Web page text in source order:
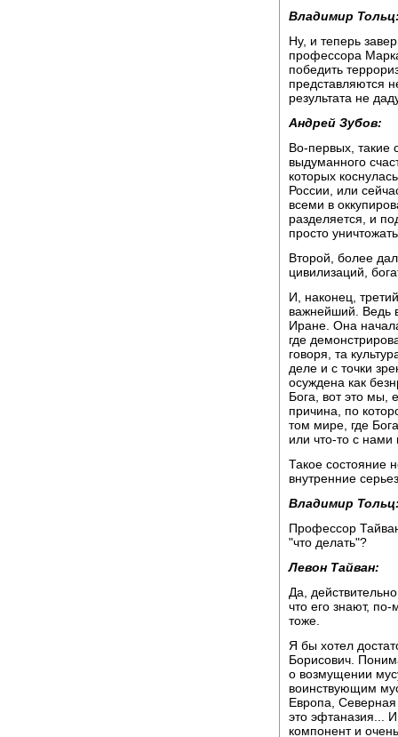
Владимир
Ну, и теперь
профессора
победить
представляются
результата не
Андрей Зубов:
Во-первых, такие
выдуманного
которых
России, или
всеми в
разделяется, и
просто
Второй, более
цивилизаций,
И, наконец,
важнейший. Ведь
Иране. Она
где
говоря, та
деле и с точки
осуждена как
Бога, вот это мы,
причина, по
том мире, где
или что-то с нами
Такое состояние
внутренние
Владимир
Профессор
"что делать"?
Левон Тайван:
Да,
что его знают, по-
тоже.
Я бы хотел
Борисович.
о возмущении
воинствующим
Европа,
это эфтаназия...
компонент и